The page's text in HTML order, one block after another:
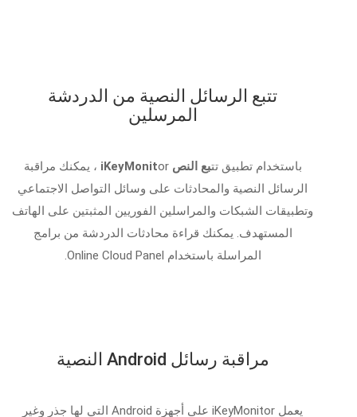
تتبع الرسائل النصية من الدردشة
المرسلين
باستخدام تطبيق تتبع النص iKeyMonit
or ، يمكنك مراقبة
الرسائل النصية والمحادثات على وسائل التواصل الاجتماعي
وتطبيقات الشبكات والمراسلين الفوريين المثبتين على الهاتف
المستهدف. يمكنك قراءة محادثات الدردشة من برامج
المراسلة باستخدام Online Cloud Panel.
مراقبة رسائل Android النصية
يعمل iKeyMonitor على أجهزة Android التي لها جذر وغير